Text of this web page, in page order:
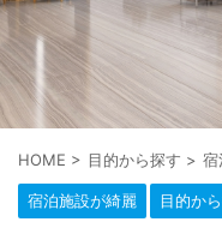
HOME > 目的から探す > 宿
宿泊施設が綺麗 目的か